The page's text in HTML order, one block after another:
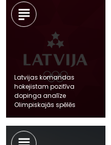
Latvijas komandas
hokejistam pozitīva
dopinga analīze
Olimpiskajās spēlēs